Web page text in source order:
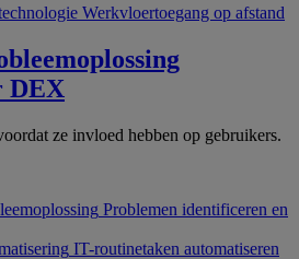
Werkvloertoegang op afstand
DEX
ze invloed hebben op gebruikers.
Problemen identificeren en
IT-routinetaken automatiseren